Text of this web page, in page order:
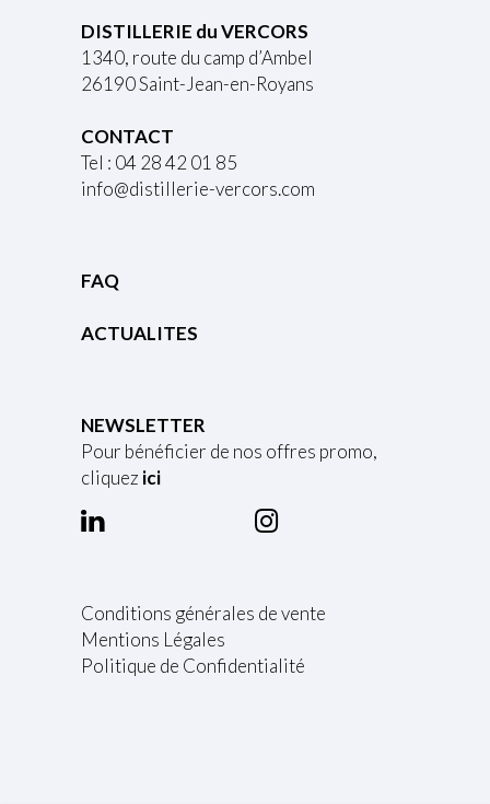
DISTILLERIE du VERCORS
1340, route du camp d’Ambel
26190 Saint-Jean-en-Royans
CONTACT
Tel : 04 28 42 01 85
info@distillerie-vercors.com
FAQ
ACTUALITES
NEWSLETTER
Pour bénéficier de nos offres promo,
cliquez ici
Conditions générales de vente
Mentions Légales
Politique de Confidentialité